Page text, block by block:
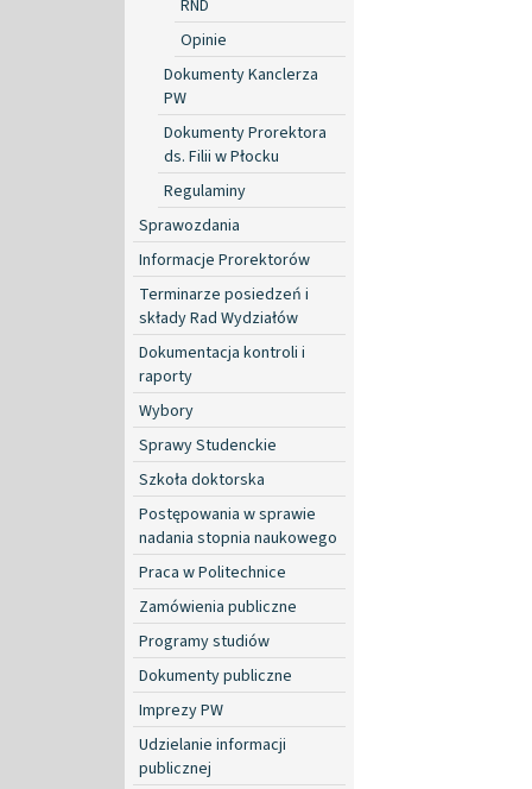
RND
Opinie
Dokumenty Kanclerza
PW
Dokumenty Prorektora
ds. Filii w Płocku
Regulaminy
Sprawozdania
Informacje Prorektorów
Terminarze posiedzeń i
składy Rad Wydziałów
Dokumentacja kontroli i
raporty
Wybory
Sprawy Studenckie
Szkoła doktorska
Postępowania w sprawie
nadania stopnia naukowego
Praca w Politechnice
Zamówienia publiczne
Programy studiów
Dokumenty publiczne
Imprezy PW
Udzielanie informacji
publicznej